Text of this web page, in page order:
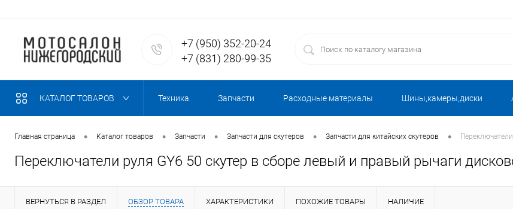
+7 (950) 352-20-24
+7 (831) 280-99-35
КАТАЛОГ ТОВАРОВ Техника Запчасти Расходные материалы Шины,камеры,диски
Главная страница • Каталог товаров • Запчасти • Запчасти для скутеров • Запчасти для китайских скутеров •
Переключатели руля GY6 50 скутер в сборе левый и правый рычаги
ВЕРНУТЬСЯ В РАЗДЕЛ ОБЗОР ТОВАРА ХАРАКТЕРИСТИКИ ПОХОЖИЕ ТОВАРЫ НАЛИЧИЕ